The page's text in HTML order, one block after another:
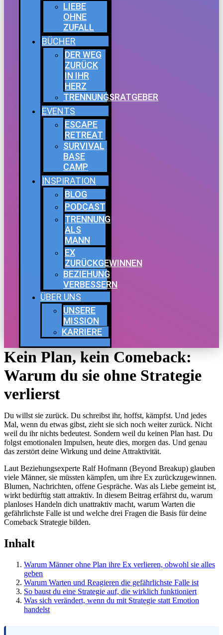
LIEBE
OHNE
ZUFALL
BÜCHER
DER WEG
ZURÜCK
IN IHR
HERZ
TRENNUNGSRATGEBER
EVENTS
ESCAPE
RETREAT
SURVIVAL
BASE
CAMP
INSPIRATION
BLOG
PODCAST
TRENNUNG
ALS
MANN
EX
ZURÜCKGEWINNEN
BEZIEHUNG
VERBESSERN
ÜBER UNS
UNSERE
MISSION
KARRIERE
Kein Plan, kein Comeback:
Warum du sie ohne Strategie
verlierst
Du willst sie zurück. Du schreibst ihr, hoffst, kämpfst. Und jedes
Mal, wenn du etwas gibst, zieht sie sich noch weiter zurück. Nicht
weil du ihr nichts bedeutest. Sondern weil du keinen Plan hast. Du
folgst emotionalen Impulsen, heute dies, morgen das. Und genau
das zerstört deine Wirkung und deine Attraktivität.
Laut Beziehungsexperte Ralf Hofmann (Beyond Breakup) glauben
viele Männer, sie müssten kämpfen, um ihre Ex zurückzugewinnen.
Blumen, Nachrichten, offene Gespräche. Was als Liebe gemeint ist,
wirkt bedürftig statt attraktiv. In diesem Beitrag erfährst du, warum
planloses Handeln dich unattraktiv macht, warum Warten die
gefährlichste Falle ist und welche drei Fragen die Basis für deine
Comeback Strategie bilden.
Inhalt
Warum Männer ohne Plan ihre Ex verlieren, obwohl sie alles
geben
Warum Warten und Reagieren die gefährlichste Falle ist
So baust du eine Strategie auf, die wirklich funktioniert
Was sich verändert, wenn du mit Strategie statt Emotion
handelst